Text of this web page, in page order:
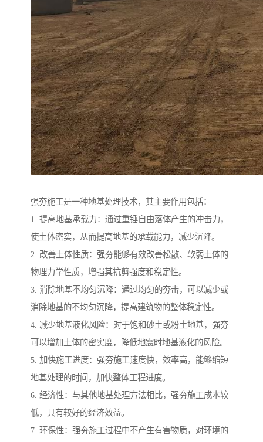
强夯施工是一种地基处理技术，其主要作用包括：
1. 提高地基承载力：通过重锤自由落体产生的冲击力，
使土体密实，从而提高地基的承载能力，减少沉降。
2. 改善土体性质：强夯能够有效改善松散、软弱土体的
物理力学性质，增强其抗剪强度和稳定性。
3. 消除地基不均匀沉降：通过均匀的夯击，可以减少或
消除地基的不均匀沉降，提高建筑物的整体稳定性。
4. 减少地基液化风险：对于饱和砂土或粉土地基，强夯
可以增加土体的密实度，降低地震时地基液化的风险。
5. 加快施工进度：强夯施工速度快，效率高，能够缩短
地基处理的时间，加快整体工程进度。
6. 经济性：与其他地基处理方法相比，强夯施工成本较
低，具有较好的经济效益。
7. 环保性：强夯施工过程中不产生有害物质，对环境的